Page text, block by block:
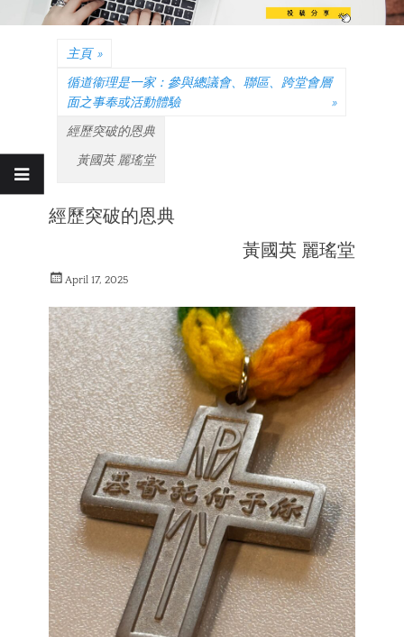
主頁 »
循道衞理是一家：參與總議會、聯區、跨堂會層
面之事奉或活動體驗
»
經歷突破的恩典
黃國英 麗瑤堂
經歷突破的恩典
黃國英 麗瑤堂
PostedApril 17, 2025